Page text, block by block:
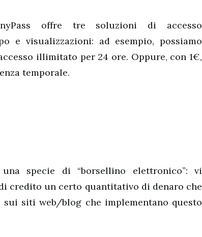
offre tre soluzioni di accesso
e visualizzazioni: ad esempio, possiamo
illimitato per 24 ore. Oppure, con 1€,
temporale.
specie di “borsellino elettronico”: vi
credito un certo quantitativo di denaro che
siti web/blog che implementano questo